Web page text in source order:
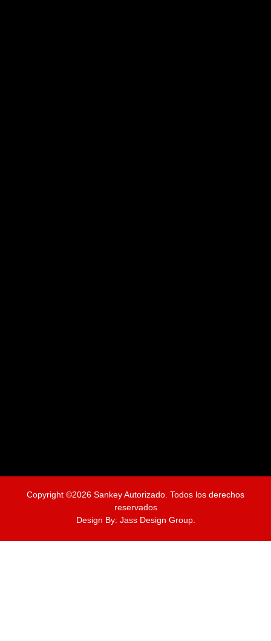
Copyright ©2026 Sankey Autorizado. Todos los derechos
reservados
Design By: Jass Design Group.